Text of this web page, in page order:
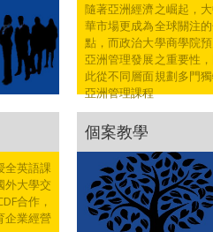
隨著亞洲經濟之崛起，
華市場更成為全球關注
點，而政治大學商學院
亞洲管理發展之重要性
此從不同層面規劃多門
亞洲管理課程
全英語課
外大學交
合作，
企業經營
個案教學